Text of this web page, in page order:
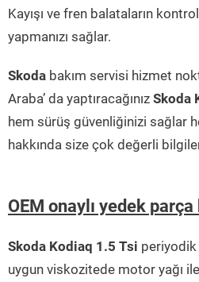
Kayışı ve fren balataların
yapmanızı sağlar.
Skoda bakım servisi hizmet
Araba’ da yaptıracağınız Skoda
hem sürüş güvenliğinizi sağlar
hakkında size çok değerli
OEM onaylı yedek parça
Skoda Kodiaq 1.5 Tsi periyodik
uygun viskozitede motor yağı